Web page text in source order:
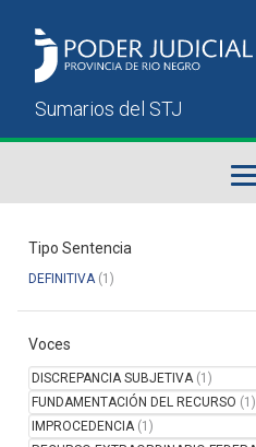
Sumarios del STJ
Manual del Usuario
Tipo Sentencia
DEFINITIVA(1)
Voces
DISCREPANCIA SUBJETIVA(1)
FUNDAMENTACIÓN DEL RECURSO (1)
IMPROCEDENCIA(1)